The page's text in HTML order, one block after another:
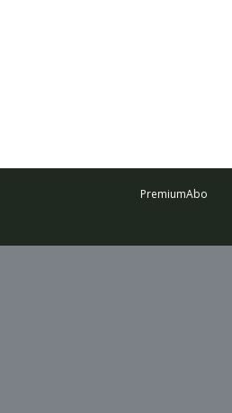
PremiumAbo